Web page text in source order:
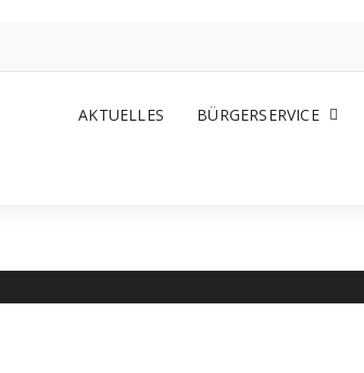
AKTUELLES BÜRGERSERVICE